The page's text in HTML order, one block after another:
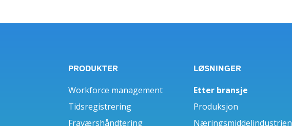
PRODUKTER
Workforce management
Tidsregistrering
Fraværshåndtering
LØSNINGER
Etter bransje
Produksjon
Næringsmiddelindustrien